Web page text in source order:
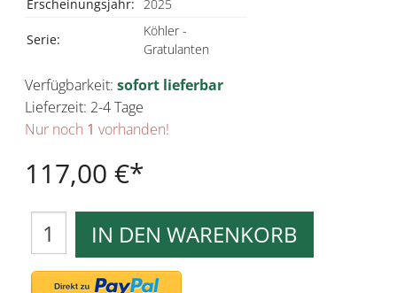
Erscheinungsjahr: 2025
Serie:
Köhler -
Gratulanten
Verfügbarkeit: sofort lieferbar
Lieferzeit: 2-4 Tage
Nur noch 1 vorhanden!
117,00 €
IN DEN WARENKORB